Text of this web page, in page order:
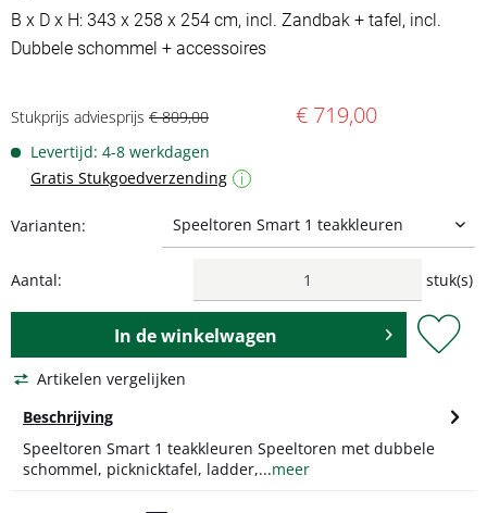
B x D x H: 343 x 258 x 254 cm, incl. Zandbak + tafel, incl.
Dubbele schommel + accessoires
Stukprijs adviesprijs € 809,00 € 719,00
Levertijd: 4-8 werkdagen
Gratis Stukgoedverzending
i
Varianten:
Aantal: stuk(s)
In dewinkelwagen
Artikelen vergelijken
Beschrijving
Speeltoren Smart 1 teakkleuren Speeltoren met dubbele
schommel, picknicktafel, ladder,...meer